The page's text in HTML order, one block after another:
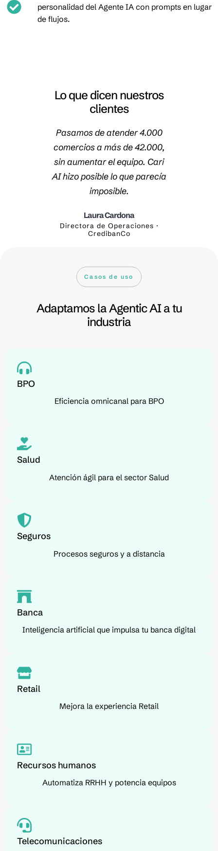
personalidad del Agente IA con prompts en lugar
de flujos.
Lo que dicen nuestros
clientes
Pasamos de atender 4.000
comercios a más de 42.000,
sin aumentar el equipo. Cari
AI hizo posible lo que parecía
imposible.
Laura Cardona
Directora de Operaciones ·
CredibanCo
Casos de uso
Adaptamos la Agentic AI a tu
industria
BPO
Eficiencia omnicanal para BPO
Salud
Atención ágil para el sector Salud
Seguros
Procesos seguros y a distancia
Banca
Inteligencia artificial que impulsa tu banca digital
Retail
Mejora la experiencia Retail
Recursos humanos
Automatiza RRHH y potencia equipos
Telecomunicaciones